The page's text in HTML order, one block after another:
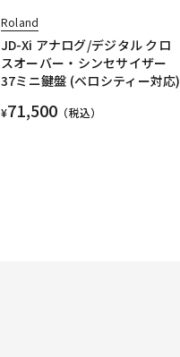
Roland
JD-Xi アナログ/デジタル クロ
スオーバー・シンセサイザー
37ミニ鍵盤 (ベロシティー対応)
¥71,500 （税込）